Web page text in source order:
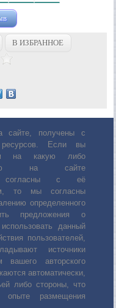
В ИЗБРАННОЕ
сайте, получены с
ресурсов. Если вы
на какую либо
на сайте
с её
то мы согласны
определенного
предложения о
данный
пользователей,
источники
вашего авторского
автоматически,
либо стороны, что
размещения